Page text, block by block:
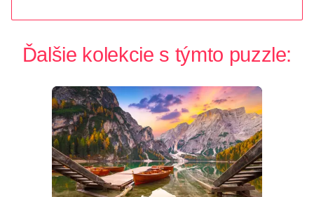
Ďalšie kolekcie s týmto puzzle: